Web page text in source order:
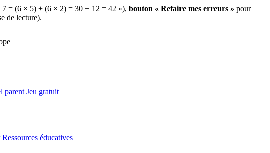
7 = (6 × 5) + (6 × 2) = 30 + 12 = 42 »), bouton « Refaire mes erreurs » pour
de lecture).
parent Jeu gratuit
Ressources éducatives